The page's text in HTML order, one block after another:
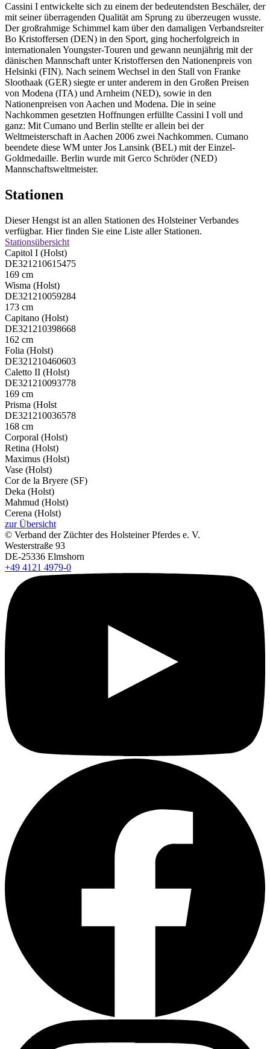
Cassini I entwickelte sich zu einem der bedeutendsten Beschäler, der
mit seiner überragenden Qualität am Sprung zu überzeugen wusste.
Der großrahmige Schimmel kam über den damaligen Verbandsreiter
Bo Kristoffersen (DEN) in den Sport, ging hocherfolgreich in
internationalen Youngster-Touren und gewann neunjährig mit der
dänischen Mannschaft unter Kristoffersen den Nationenpreis von
Helsinki (FIN). Nach seinem Wechsel in den Stall von Franke
Sloothaak (GER) siegte er unter anderem in den Großen Preisen
von Modena (ITA) und Arnheim (NED), sowie in den
Nationenpreisen von Aachen und Modena. Die in seine
Nachkommen gesetzten Hoffnungen erfüllte Cassini I voll und
ganz: Mit Cumano und Berlin stellte er allein bei der
Weltmeisterschaft in Aachen 2006 zwei Nachkommen. Cumano
beendete diese WM unter Jos Lansink (BEL) mit der Einzel-
Goldmedaille. Berlin wurde mit Gerco Schröder (NED)
Mannschaftsweltmeister.
Stationen
Dieser Hengst ist an allen Stationen des Holsteiner Verbandes
verfügbar. Hier finden Sie eine Liste aller Stationen.
Stationsübersicht
Capitol I (Holst)
DE321210615475
169 cm
Wisma (Holst)
DE321210059284
173 cm
Capitano (Holst)
DE321210398668
162 cm
Folia (Holst)
DE321210460603
Caletto II (Holst)
DE321210093778
169 cm
Prisma (Holst
DE321210036578
168 cm
Corporal (Holst)
Retina (Holst)
Maximus (Holst)
Vase (Holst)
Cor de la Bryere (SF)
Deka (Holst)
Mahmud (Holst)
Cerena (Holst)
zur Übersicht
© Verband der Züchter des Holsteiner Pferdes e. V.
Westerstraße 93
DE-25336 Elmshorn
+49 4121 4979-0